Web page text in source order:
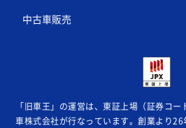
中古車販売
「旧車王」の運営は、東証上場（証券コ
車株式会社が行なっています。創業より